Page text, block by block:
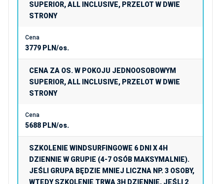
SUPERIOR, ALL INCLUSIVE, PRZELOT W DWIE
STRONY
3779 PLN/os.
CENA ZA OS. W POKOJU JEDNOOSOBOWYM
SUPERIOR, ALL INCLUSIVE, PRZELOT W DWIE
STRONY
5688 PLN/os.
SZKOLENIE WINDSURFINGOWE 6 DNI X 4H
DZIENNIE W GRUPIE (4-7 OSÓB MAKSYMALNIE).
JEŚLI GRUPA BĘDZIE MNIEJ LICZNA NP. 3 OSOBY,
WTEDY SZKOLENIE TRWA 3H DZIENNIE, JEŚLI 2